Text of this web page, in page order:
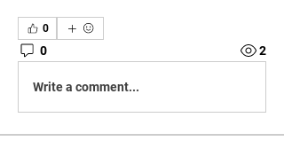
0
0 2
Write a comment...